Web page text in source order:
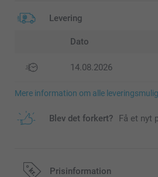
Levering
Dato
14.08.2026
Mere information om alle
Blev det forkert? Få et nyt
Prisinformation